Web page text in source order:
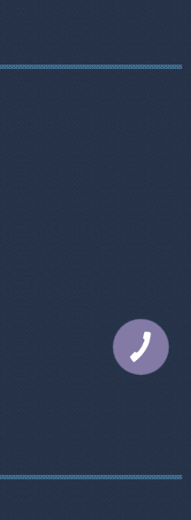
КНОПКА
СВЯЗИ